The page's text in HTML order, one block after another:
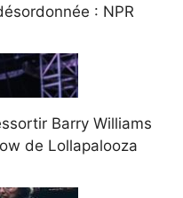
: NPR
Barry Williams
de Lollapalooza